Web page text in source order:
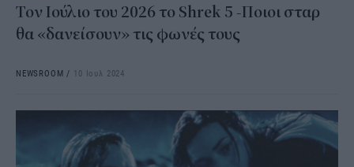
Τον Ιούλιο του 2026 το Shrek 5 -Ποιοι σταρ
θα «δανείσουν» τις φωνές τους
NEWSROOM / 10 Ιουλ 2024